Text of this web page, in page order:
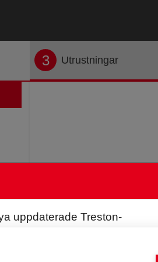
uppdaterade Treston-
kan nu dra och placera objekt
3 Utrustningar